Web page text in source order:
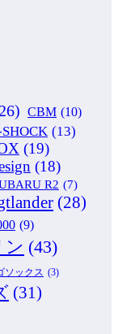
CBM (10)
(13)
(19)
(18)
R2 (7)
(28)
(9)
ン (43)
ソックス (3)
(31)